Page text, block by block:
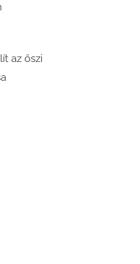
az őszi